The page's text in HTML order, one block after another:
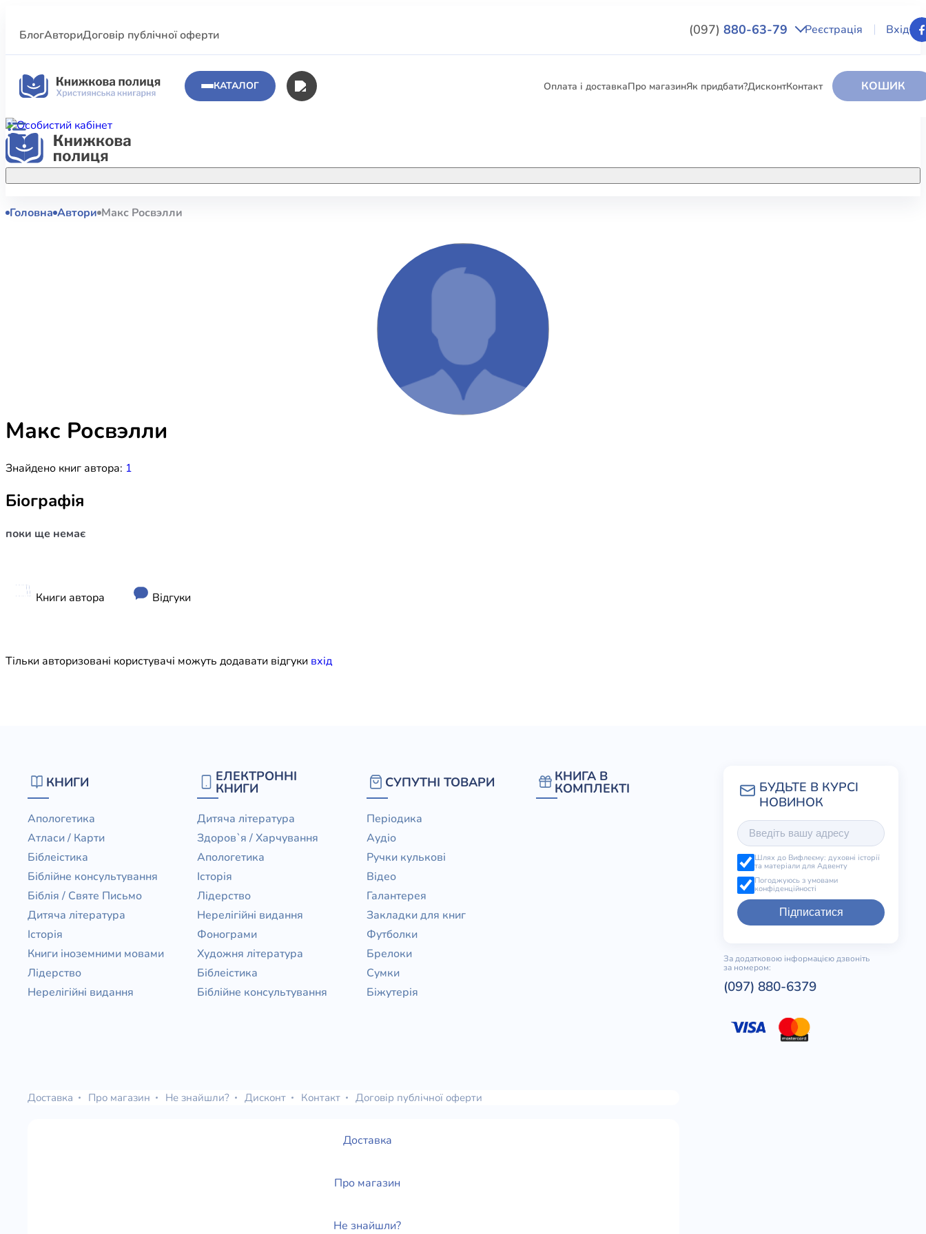
БлогАвториДоговір публічної оферти (097) 880-63-79 Реєстрація Вхід
КАТАЛОГ Оплата і доставкаПро магазинЯк придбати?ДисконтКонтакт КОШИК
Акційні пропозиції
полиці.
КНИГИ
Біблійне консультування
Художня література
ЕЛЕКТРОННІ КНИГИ
КНИГА В КОМПЛЕКТІ
Головна Автори Макс Росвэлли
Макс Росвэлли
Знайдено книг автора: 1
Біографія
поки ще немає
Книги автора Відгуки
Тільки авторизовані користувачі можуть додавати відгуки вхiд
КНИГИ
Апологетика
Атласи / Карти
Біблеістика
Біблійне консультування
Біблія / Святе Письмо
Дитяча література
Історія
Книги іноземними мовами
Лідерство
Нерелігійні видання
ЕЛЕКТРОННІ
КНИГИ
Дитяча література
Здоров`я / Харчування
Апологетика
Історія
Лідерство
Нерелігійні видання
Фонограми
Художня література
Біблеістика
Біблійне консультування
СУПУТНІ ТОВАРИ
Періодика
Аудіо
Ручки кулькові
Відео
Галантерея
Закладки для книг
Футболки
Брелоки
Сумки
Біжутерія
КНИГА В
КОМПЛЕКТІ
Шлях до Вифлеєму: духовні історії
та матеріали для Адвенту
Погоджуюсь з умовами
конфіденційності
Підписатися
За додатковою інформацією дзвоніть
за номером:
(097) 880-6379
Доставка Про магазин Не знайшли? Дисконт Контакт Договір публічної оферти
Доставка
Про магазин
Не знайшли?